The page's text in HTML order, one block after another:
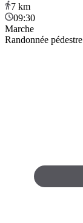
7 km
09:30
Marche
Randonnée pédestre